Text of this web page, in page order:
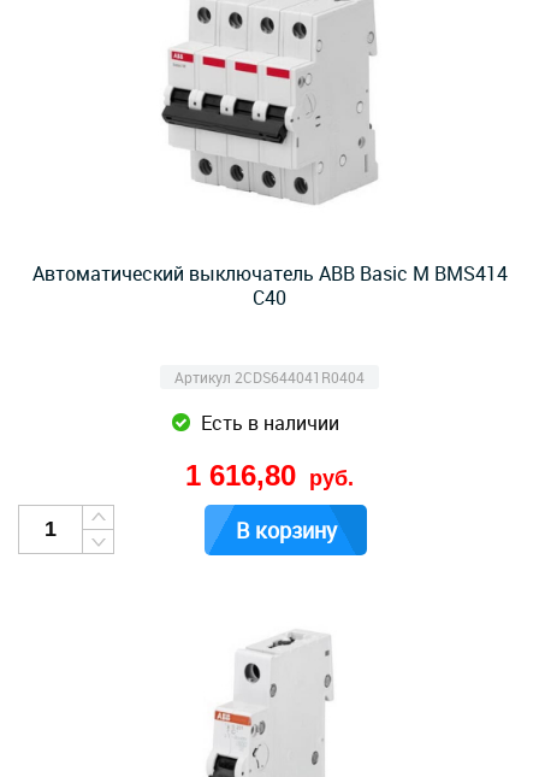
Автоматический выключатель ABB Basic M BMS414
C40
Артикул 2CDS644041R0404
Есть в наличии
1 616,80 руб.
В корзину